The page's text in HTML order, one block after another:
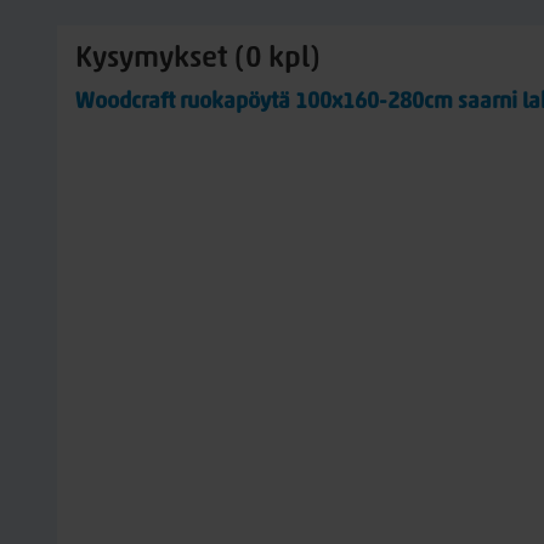
Kysymykset (0 kpl)
Woodcraft ruokapöytä 100x160-280cm saarni